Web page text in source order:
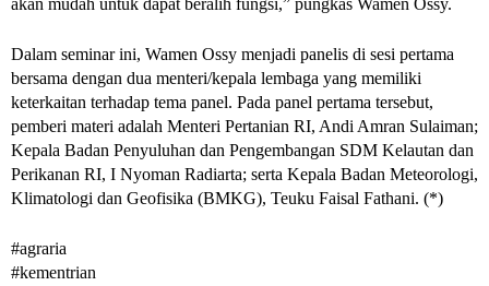
akan mudah untuk dapat beralih fungsi,” pungkas Wamen Ossy.
Dalam seminar ini, Wamen Ossy menjadi panelis di sesi pertama
bersama dengan dua menteri/kepala lembaga yang memiliki
keterkaitan terhadap tema panel. Pada panel pertama tersebut,
pemberi materi adalah Menteri Pertanian RI, Andi Amran Sulaiman;
Kepala Badan Penyuluhan dan Pengembangan SDM Kelautan dan
Perikanan RI, I Nyoman Radiarta; serta Kepala Badan Meteorologi,
Klimatologi dan Geofisika (BMKG), Teuku Faisal Fathani. (*)
#agraria
#kementrian